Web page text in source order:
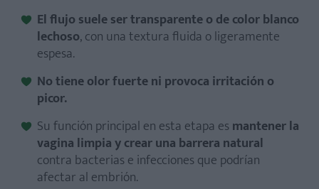
El flujo suele ser transparente o de color blanco
lechoso, con una textura fluida o ligeramente
espesa.
No tiene olor fuerte ni provoca irritación o
picor.
Su función principal en esta etapa es mantener la
vagina limpia y crear una barrera natural
contra bacterias e infecciones que podrían
afectar al embrión.